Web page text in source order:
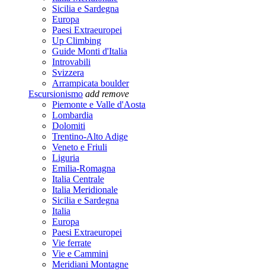
Sicilia e Sardegna
Europa
Paesi Extraeuropei
Up Climbing
Guide Monti d'Italia
Introvabili
Svizzera
Arrampicata boulder
Escursionismo add remove
Piemonte e Valle d'Aosta
Lombardia
Dolomiti
Trentino-Alto Adige
Veneto e Friuli
Liguria
Emilia-Romagna
Italia Centrale
Italia Meridionale
Sicilia e Sardegna
Italia
Europa
Paesi Extraeuropei
Vie ferrate
Vie e Cammini
Meridiani Montagne